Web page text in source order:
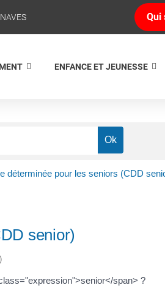
Qui
ENFANCE ET JEUNESSE
déterminée pour les seniors (CDD
senior)
span> ?